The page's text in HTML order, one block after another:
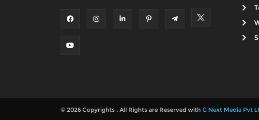
© 2026 Copyrights : All Rights are Reserved with G Next Media Pvt